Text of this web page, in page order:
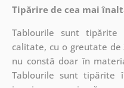
Tipărire de cea mai
Tablourile sunt
calitate, cu o greutate de
nu constă doar în
Tablourile sunt